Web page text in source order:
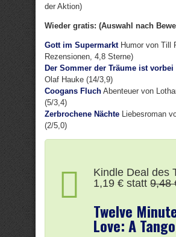
der Aktion)
Wieder gratis: (Auswahl nach
Gott im SupermarktHumor von Till
Rezensionen, 4,8 Sterne)
Der Sommer der Träume ist vorbei
Olaf Hauke (14/3,9)
Coogans Fluch Abenteuer von
(5/3,4)
Zerbrochene Nächte Liebesroman
(2/5,0)
Kindle Deal des
1,19 € statt 9,48
Twelve
Love: A